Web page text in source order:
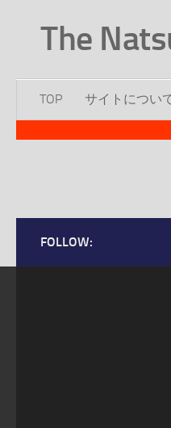
The
TOP サイトについ
FOLLOW: